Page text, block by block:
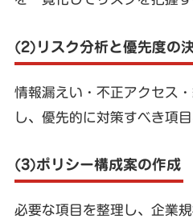
(2)リスク分析と優先度の
情報漏えい・不正アクセス
し、優先的に対策すべき項
(3)ポリシー構成案の作成
必要な項目を整理し、企業